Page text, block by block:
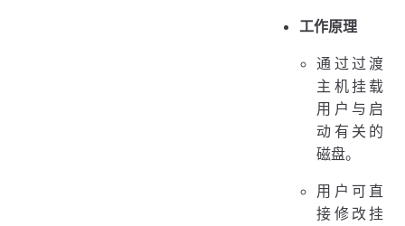
工作原理
通过过渡
主机挂载
用户与启
动有关的
磁盘。
用户可直
接修改挂